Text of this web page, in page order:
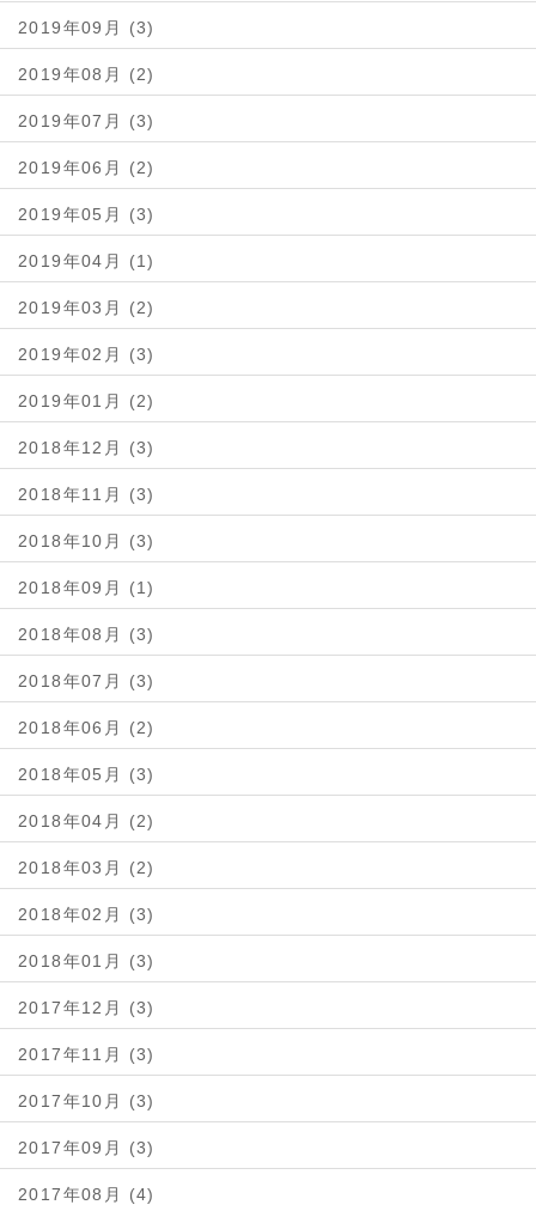
2019年09月 (3)
2019年08月 (2)
2019年07月 (3)
2019年06月 (2)
2019年05月 (3)
2019年04月 (1)
2019年03月 (2)
2019年02月 (3)
2019年01月 (2)
2018年12月 (3)
2018年11月 (3)
2018年10月 (3)
2018年09月 (1)
2018年08月 (3)
2018年07月 (3)
2018年06月 (2)
2018年05月 (3)
2018年04月 (2)
2018年03月 (2)
2018年02月 (3)
2018年01月 (3)
2017年12月 (3)
2017年11月 (3)
2017年10月 (3)
2017年09月 (3)
2017年08月 (4)